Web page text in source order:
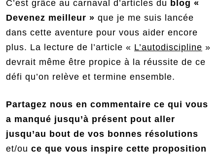
C’est grâce au carnaval d’articles du blog «
Devenez meilleur » que je me suis lancée
dans cette aventure pour vous aider encore
plus. La lecture de l’article « L’autodiscipline »
devrait même être propice à la réussite de ce
défi qu’on relève et termine ensemble.
Partagez nous en commentaire ce qui vous
a manqué jusqu’à présent pout aller
jusqu’au bout de vos bonnes résolutions
et/ou ce que vous inspire cette proposition